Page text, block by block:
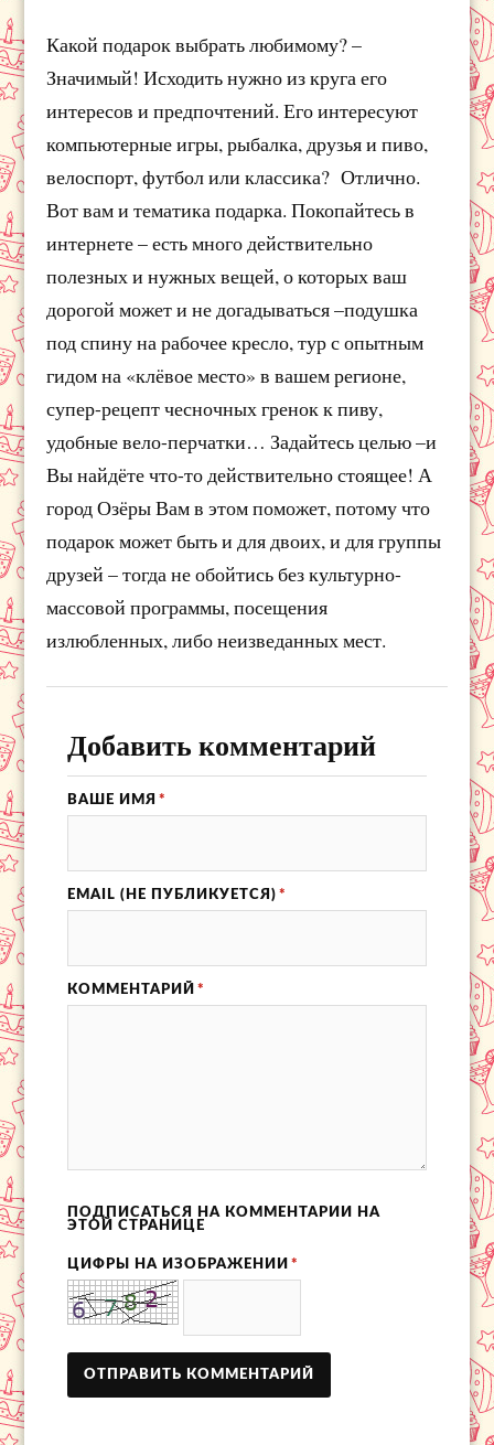
Какой подарок выбрать любимому? –
Значимый! Исходить нужно из круга его
интересов и предпочтений. Его интересуют
компьютерные игры, рыбалка, друзья и пиво,
велоспорт, футбол или классика? Отлично.
Вот вам и тематика подарка. Покопайтесь в
интернете – есть много действительно
полезных и нужных вещей, о которых ваш
дорогой может и не догадываться –подушка
под спину на рабочее кресло, тур с опытным
гидом на «клёвое место» в вашем регионе,
супер-рецепт чесночных гренок к пиву,
удобные вело-перчатки… Задайтесь целью –и
Вы найдёте что-то действительно стоящее! А
город Озёры Вам в этом поможет, потому что
подарок может быть и для двоих, и для группы
друзей – тогда не обойтись без культурно-
массовой программы, посещения
излюбленных, либо неизведанных мест.
Добавить комментарий
ВАШЕ ИМЯ *
EMAIL (НЕ ПУБЛИКУЕТСЯ) *
КОММЕНТАРИЙ *
ПОДПИСАТЬСЯ НА КОММЕНТАРИИ НА
ЭТОЙ СТРАНИЦЕ
ЦИФРЫ НА ИЗОБРАЖЕНИИ *